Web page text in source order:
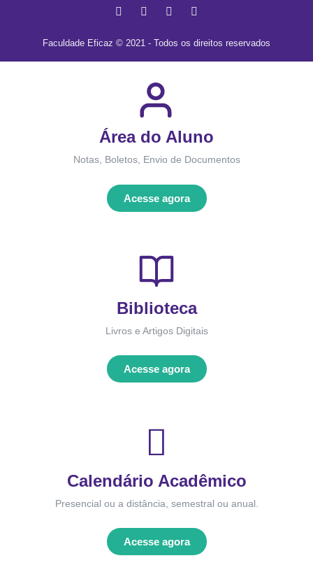
Faculdade Eficaz © 2021 - Todos os direitos reservados
Área do Aluno
Notas, Boletos, Envio de Documentos
Acesse agora
Biblioteca
Livros e Artigos Digitais
Acesse agora
Calendário Acadêmico
Presencial ou a distância, semestral ou anual.
Acesse agora